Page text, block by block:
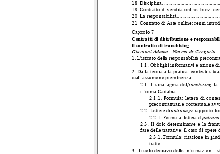
18. Disciplina
19. Contratto di vendita online: brevi
20. La responsabilità
21. Contratto di Aste online: cenni
Capitolo 7
Contratti di distribuzione e
il contratto di franchising
Giovanni Adamo - Norma de Gregorio
1. L'istituto della responsabilità
1.1. Obblighi informativi e azione
2. Dalla teoria alla pratica: contesti
tuali assumono preminenza
2.1. Il sinallagma delfranchising: la
riforma Cartabia
2.1.1. Formula: lettera di
precontrattuali e contestuale
2.2. Lettere dipatronage: rapporto
2.2.1. Formula: lettera di
2.3. Il dolo determinante e la
fase delle trattative: il caso di opere
2.3.1. Formula: citazione in
tratto
3. Il ruolo decisivo delle informazioni: